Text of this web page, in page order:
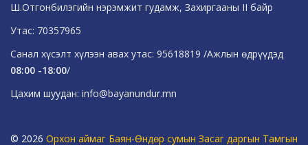
Ш.Отгонбилэгийн нэрэмжит гудамж, Захиргааны II байр
Утас: 70357965
Санал хүсэлт хүлээн авах утас: 95618819 /Ажлын өдрүүдэд
08:00 -18:00/
Цахим шуудан: info@bayanundur.mn
© 2026 Орхон аймаг Баян-Өндөр сумын Засаг даргын Тамгын